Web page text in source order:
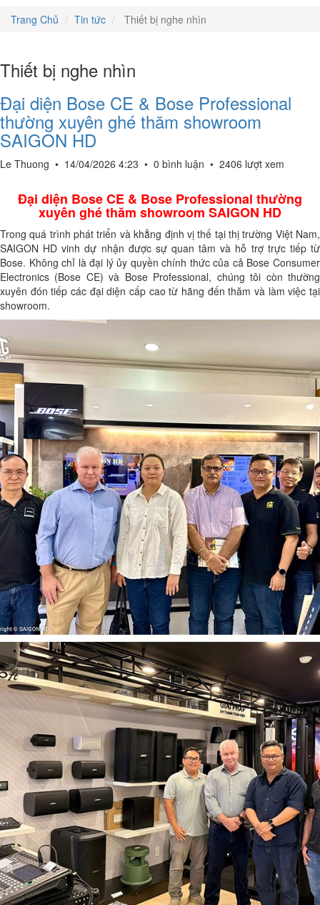
Trang Chủ
Tin tức Thiết bị nghe nhìn
Thiết bị nghe nhìn
Đại diện Bose CE & Bose Professional
thường xuyên ghé thăm showroom
SAIGON HD
Le Thuong • 14/04/2026 4:23 • 0 bình luận • 2406 lượt xem
Đại diện Bose CE & Bose Professional thường
xuyên ghé thăm showroom SAIGON HD
Trong quá trình phát triển và khẳng định vị thế tại thị trường Việt Nam,
SAIGON HD vinh dự nhận được sự quan tâm và hỗ trợ trực tiếp từ
Bose. Không chỉ là đại lý ủy quyền chính thức của cả Bose Consumer
Electronics (Bose CE) và Bose Professional, chúng tôi còn thường
xuyên đón tiếp các đại diện cấp cao từ hãng đến thăm và làm việc tại
showroom.